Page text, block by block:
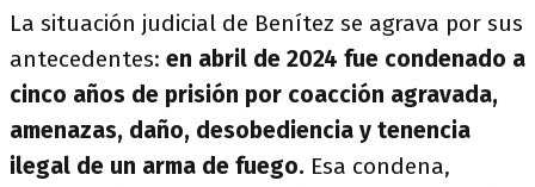
La situación judicial de Benítez se agrava por sus
antecedentes: en abril de 2024 fue condenado a
cinco años de prisión por coacción agravada,
amenazas, daño, desobediencia y tenencia
ilegal de un arma de fuego. Esa condena,